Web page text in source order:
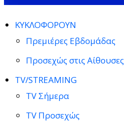
ΚΥΚΛΟΦΟΡΟΥΝ
Πρεμιέρες Εβδομάδας
Προσεχώς στις Αίθουσες
TV/STREAMING
TV Σήμερα
TV Προσεχώς